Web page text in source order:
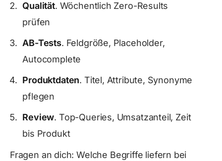
Qualität. Wöchentlich Zero-Results
prüfen
AB-Tests. Feldgröße, Placeholder,
Autocomplete
Produktdaten. Titel, Attribute, Synonyme
pflegen
Review. Top-Queries, Umsatzanteil, Zeit
bis Produkt
Fragen an dich: Welche Begriffe liefern bei